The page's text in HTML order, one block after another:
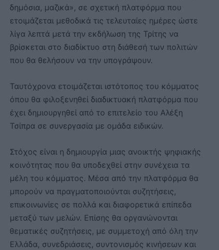
δημόσια, μαζικά», σε σχετική πλατφόρμα που
ετοιμάζεται μεθοδικά τις τελευταίες ημέρες ώστε
λίγα λεπτά μετά την εκδήλωση της Τρίτης να
βρίσκεται στο διαδίκτυο στη διάθεσή των πολιτών
που θα θελήσουν να την υπογράψουν.
Ταυτόχρονα ετοιμάζεται ιστότοπος του κόμματος
όπου θα φιλοξενηθεί διαδικτυακή πλατφόρμα που
έχει δημιουργηθεί από το επιτελείο του Αλέξη
Τσίπρα σε συνεργασία με ομάδα ειδικών.
Στόχος είναι η δημιουργία μιας ανοικτής ψηφιακής
κοινότητας που θα υποδεχθεί στην συνέχεια τα
μέλη του κόμματος. Μέσα από την πλατφόρμα θα
μπορούν να πραγματοποιούνται συζητήσεις,
επικοινωνίες σε πολλά και διαφορετικά επίπεδα
μεταξύ των μελών. Επίσης θα οργανώνονται
θεματικές συζητήσεις, με συμμετοχή από όλη την
Ελλάδα, συνεδριάσεις, συντονισμός κινήσεων και